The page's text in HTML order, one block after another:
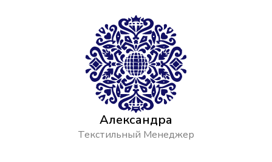
Александра
Текстильный Менеджер